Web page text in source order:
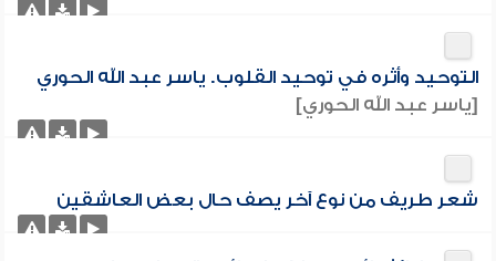
التوحيد وأثره في توحيد القلوب. ياسر عبد الله الحوري
[ياسر عبد الله الحوري]
شعر طريف من نوع آخر يصف حال بعض العاشقين